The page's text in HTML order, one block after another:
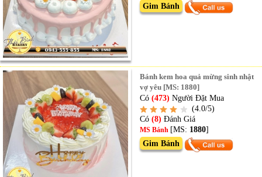
Gim Bánh
Bánh kem hoa quả mừng sinh nhật
vợ yêu [MS: 1880]
Có(473) Người Đặt Mua
(4.0/5)
Có (8)Đánh Giá
MS Bánh [MS: 1880]
Gim Bánh